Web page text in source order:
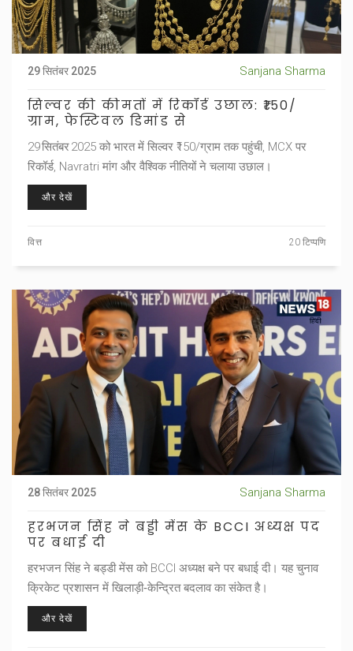
29 सितंबर 2025 Sanjana Sharma
सिल्वर की कीमतों में रिकॉर्ड उछाल: ₹150/
ग्राम, फेस्टिवल डिमांड से
29 सितंबर 2025 को भारत में सिल्वर ₹150/ग्राम तक पहुंची, MCX पर
रिकॉर्ड, Navratri मांग और वैश्विक नीतियों ने चलाया उछाल।
और देखें
वित्त 20 टिप्पणि
28 सितंबर 2025 Sanjana Sharma
हरभजन सिंह ने बड्डी मेंस के BCCI अध्यक्ष पद
पर बधाई दी
हरभजन सिंह ने बड्डी मेंस को BCCI अध्यक्ष बने पर बधाई दी। यह चुनाव
क्रिकेट प्रशासन में खिलाड़ी‑केन्द्रित बदलाव का संकेत है।
और देखें